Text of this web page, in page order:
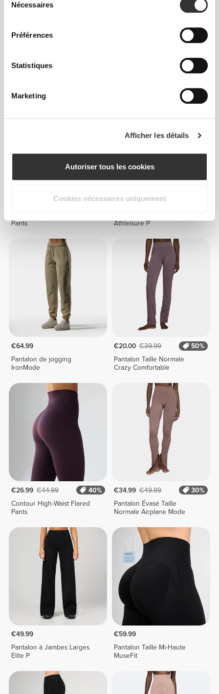
Nécessaires
Préférences
Statistiques
Marketing
Afficher les détails
Autoriser tous les cookies
Cookies nécessaires uniquement
Pantalon Barrel Athleisure
Pantalon à Jambes Larges
Pants
€39.99
Athleisure P
€64.99
Pantalon de jogging
IronMode
€20.00 €39.99
50%
Pantalon Taille Normale
Crazy Comfortable
€26.99 €44.99
40%
Contour High-Waist Flared
Pants
€34.99 €49.99
30%
Pantalon Évasé Taille
Normale Airplane Mode
€49.99
Pantalon à Jambes Larges
Elite P
€59.99
Pantalon Taille Mi-Haute
MuseFit